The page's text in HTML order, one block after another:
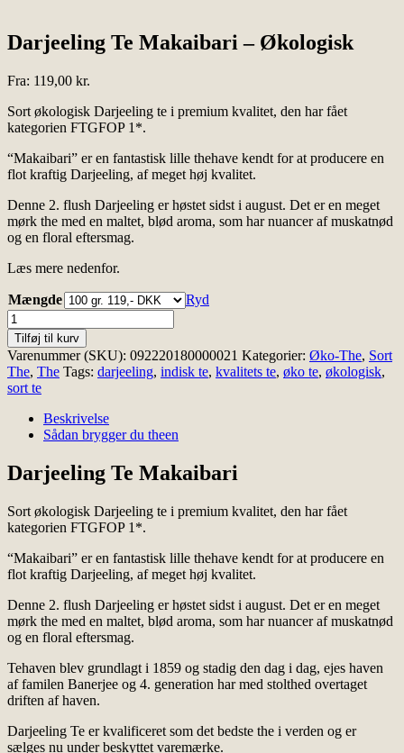
Darjeeling Te Makaibari – Økologisk
Fra: 119,00 kr.
Sort økologisk Darjeeling te i premium kvalitet, den har fået
kategorien FTGFOP 1*.
“Makaibari” er en fantastisk lille thehave kendt for at producere en
flot kraftig Darjeeling, af meget høj kvalitet.
Denne 2. flush Darjeeling er høstet sidst i august. Det er en meget
mørk the med en maltet, blød aroma, som har nuancer af muskatnød
og en floral eftersmag.
Læs mere nedenfor.
Mængde
Ryd
Darjeeling
Te
Makaibari
-
Økologisk
antal
Tilføj til kurv
Varenummer (SKU): 092220180000021 Kategorier: Øko-The, Sort
The, The Tags: darjeeling, indisk te, kvalitets te, øko te, økologisk,
sort te
Beskrivelse
Sådan brygger du theen
Darjeeling Te Makaibari
Sort økologisk Darjeeling te i premium kvalitet, den har fået
kategorien FTGFOP 1*.
“Makaibari” er en fantastisk lille thehave kendt for at producere en
flot kraftig Darjeeling, af meget høj kvalitet.
Denne 2. flush Darjeeling er høstet sidst i august. Det er en meget
mørk the med en maltet, blød aroma, som har nuancer af muskatnød
og en floral eftersmag.
Tehaven blev grundlagt i 1859 og stadig den dag i dag, ejes haven
af familen Banerjee og 4. generation har med stolthed overtaget
driften af haven.
Darjeeling Te er kvalificeret som det bedste the i verden og er
sælges nu under beskyttet varemærke.